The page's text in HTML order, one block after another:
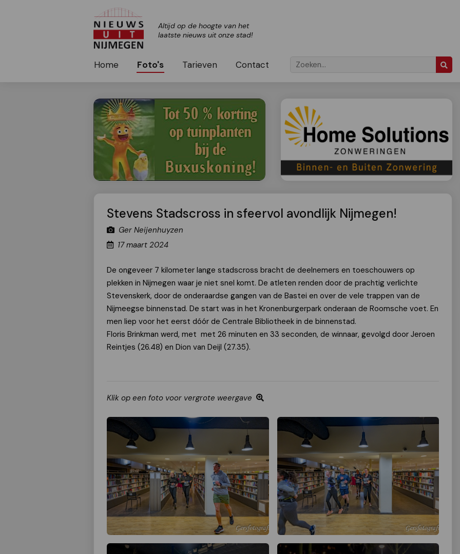
Altijd op de hoogte van het
laatste nieuws uit onze stad!
Home Foto's Tarieven Contact
Stevens Stadscross in sfeervol avondlijk Nijmegen!
Ger Neijenhuyzen
17 maart 2024
De ongeveer 7 kilometer lange stadscross bracht de deelnemers en toeschouwers op
plekken in Nijmegen waar je niet snel komt. De atleten renden door de prachtig verlichte
Stevenskerk, door de onderaardse gangen van de Bastei en over de vele trappen van de
Nijmeegse binnenstad. De start was in het Kronenburgerpark onderaan de Roomsche voet. En
men liep voor het eerst dóór de Centrale Bibliotheek in de binnenstad.
Floris Brinkman werd, met met 26 minuten en 33 seconden, de winnaar, gevolgd door Jeroen
Reintjes (26.48) en Dion van Deijl (27.35).
Klik op een foto voor vergrote weergave